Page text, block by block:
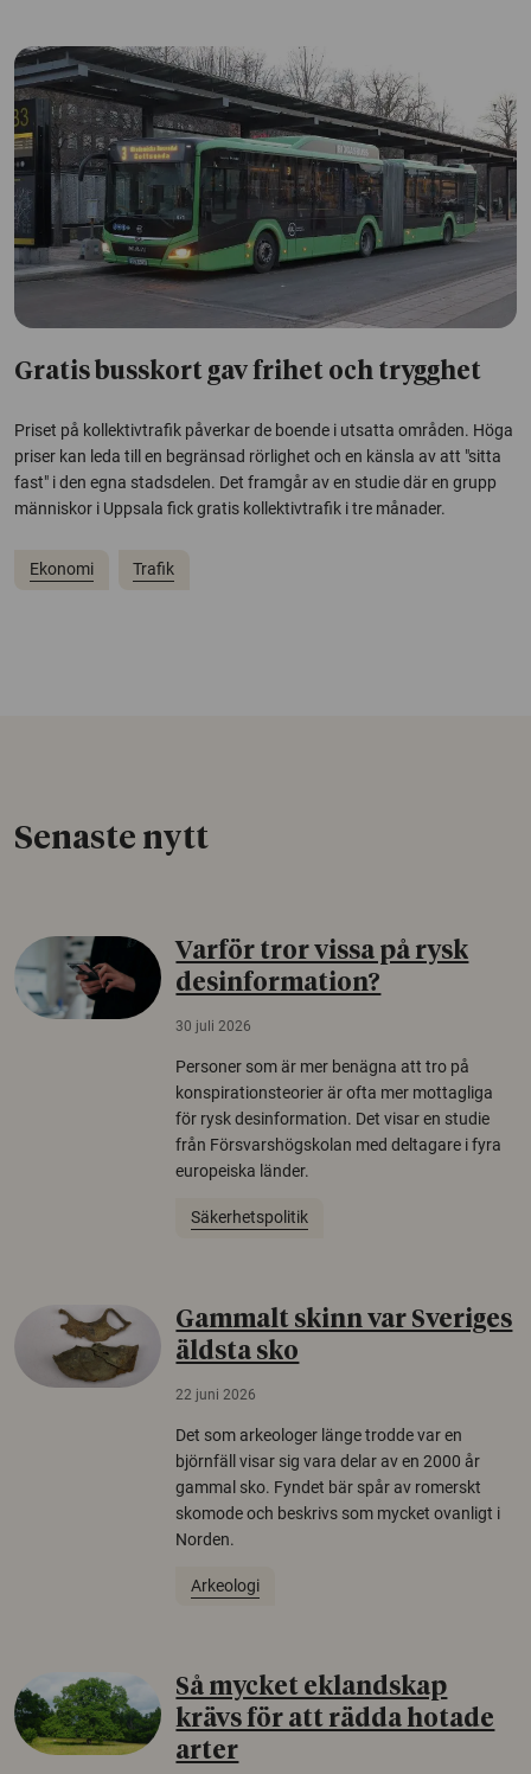
Gratis busskort gav frihet och trygghet
Priset på kollektivtrafik påverkar de boende i utsatta områden. Höga
priser kan leda till en begränsad rörlighet och en känsla av att "sitta
fast" i den egna stadsdelen. Det framgår av en studie där en grupp
människor i Uppsala fick gratis kollektivtrafik i tre månader.
Ekonomi Trafik
Senaste nytt
Varför tror vissa på rysk
desinformation?
30 juli 2026
Personer som är mer benägna att tro på
konspirationsteorier är ofta mer mottagliga
för rysk desinformation. Det visar en studie
från Försvarshögskolan med deltagare i fyra
europeiska länder.
Säkerhetspolitik
Gammalt skinn var Sveriges
äldsta sko
22 juni 2026
Det som arkeologer länge trodde var en
björnfäll visar sig vara delar av en 2000 år
gammal sko. Fyndet bär spår av romerskt
skomode och beskrivs som mycket ovanligt i
Norden.
Arkeologi
Så mycket eklandskap
krävs för att rädda hotade
arter